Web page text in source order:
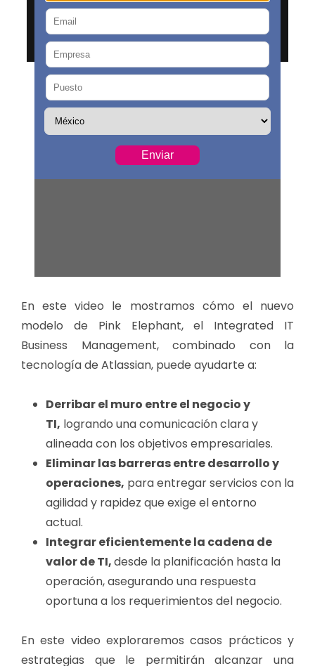
En este video le mostramos cómo el nuevo
modelo de Pink Elephant, el Integrated IT
Business Management, combinado con la
tecnología de Atlassian, puede ayudarte a:
Derribar el muro entre el negocio y
TI, logrando una comunicación clara y
alineada con los objetivos empresariales.
Eliminar las barreras entre desarrollo y
operaciones, para entregar servicios con la
agilidad y rapidez que exige el entorno
actual.
Integrar eficientemente la cadena de
valor de TI,desde la planificación hasta la
operación, asegurando una respuesta
oportuna a los requerimientos del negocio.
En este video exploraremos casos prácticos y
estrategias que le permitirán alcanzar una